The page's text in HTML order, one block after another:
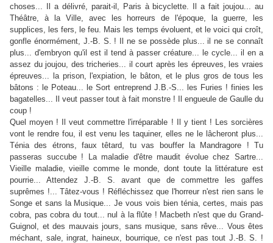
choses... Il a délivré, parait-il, Paris à bicyclette. Il a fait joujou... au
Théâtre, à la Ville, avec les horreurs de l'époque, la guerre, les
supplices, les fers, le feu. Mais les temps évoluent, et le voici qui croît,
gonfle énormément, J.‑B. S. ! Il ne se possède plus... il ne se connaît
plus... d'embryon qu'il est il tend à passer créature... le cycle... il en a
assez du joujou, des tricheries... il court après les épreuves, les vraies
épreuves... la prison, l'expiation, le bâton, et le plus gros de tous les
bâtons : le Poteau... le Sort entreprend J.B.-S... les Furies ! finies les
bagatelles... Il veut passer tout à fait monstre ! Il engueule de Gaulle du
coup !
Quel moyen ! Il veut commettre l'irréparable ! Il y tient ! Les sorcières
vont le rendre fou, il est venu les taquiner, elles ne le lâcheront plus...
Ténia des étrons, faux têtard, tu vas bouffer la Mandragore ! Tu
passeras succube ! La maladie d'être maudit évolue chez Sartre...
Vieille maladie, vieille comme le monde, dont toute la littérature est
pourrie... Attendez J.‑B. S. avant que de commettre les gaffes
suprêmes !... Tâtez-vous ! Réfléchissez que l'horreur n'est rien sans le
Songe et sans la Musique... Je vous vois bien ténia, certes, mais pas
cobra, pas cobra du tout... nul à la flûte ! Macbeth n'est que du Grand-
Guignol, et des mauvais jours, sans musique, sans rêve... Vous êtes
méchant, sale, ingrat, haineux, bourrique, ce n'est pas tout J.‑B. S. !